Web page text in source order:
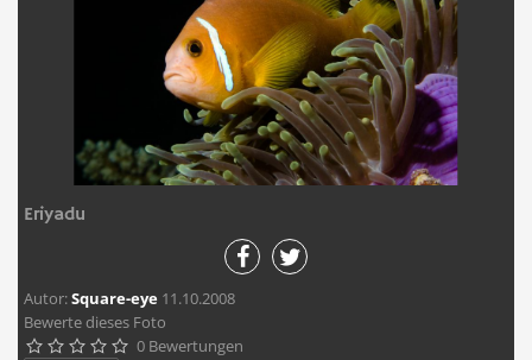
Eriyadu
Autor:Square-eye 11.10.2008
Bewerte dieses Foto
     0 Bewertungen